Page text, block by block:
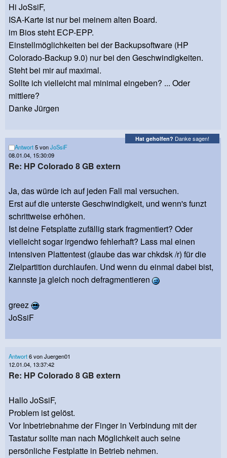
Hi JoSsiF,
ISA-Karte ist nur bei meinem alten Board.
im Bios steht ECP-EPP.
Einstellmöglichkeiten bei der Backupsoftware (HP
Colorado-Backup 9.0) nur bei den Geschwindigkeiten.
Steht bei mir auf maximal.
Sollte ich vielleicht mal minimal eingeben? ... Oder
mittlere?
Danke Jürgen
Hat geholfen? Danke sagen!
Antwort5 vonJoSsiF
08.01.04, 15:30:09
Re: HP Colorado 8 GB extern
Ja, das würde ich auf jeden Fall mal versuchen.
Erst auf die unterste Geschwindigkeit, und wenn's funzt
schrittweise erhöhen.
Ist deine Fetsplatte zufällig stark fragmentiert? Oder
vielleicht sogar irgendwo fehlerhaft? Lass mal einen
intensiven Plattentest (glaube das war chkdsk /r) für die
Zielpartition durchlaufen. Und wenn du einmal dabei bist,
kannste ja gleich noch defragmentieren
greez
JoSsiF
Antwort6 von Juergen01
12.01.04, 13:37:42
Re: HP Colorado 8 GB extern
Hallo JoSsiF,
Problem ist gelöst.
Vor Inbetriebnahme der Finger in Verbindung mit der
Tastatur sollte man nach Möglichkeit auch seine
persönliche Festplatte in Betrieb nehmen.